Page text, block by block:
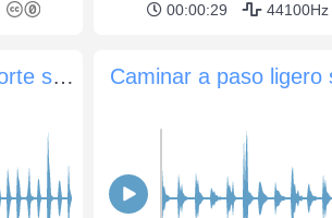
00:00:29 44100Hz
Caminando en zapatillas de deporte sobre un terraplén de grava Caminar a paso ligero